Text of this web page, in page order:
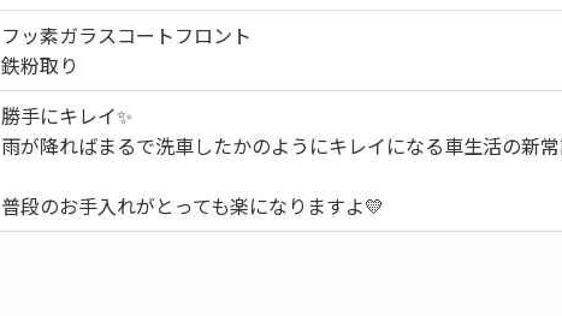
フッ素ガラスコートフロント
鉄粉取り
勝手にキレイ✨
雨が降ればまるで洗車したかのようにキレイになる車生活の新
普段のお手入れがとっても楽になりますよ💛